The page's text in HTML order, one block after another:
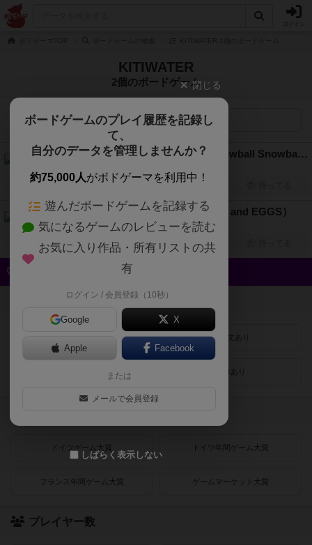
KITIWATER
2個のボードゲーム
検索メニュー
スノーボール・スノーボール（Snowball Snowball）
ベーコンアンドエッグス（BACON and EGGS）
2人～4人 45分～60分 10歳～ 2025年～
興味あり 経験あり お気に入り
登録状況
紹介文あり
画像あり
ドイツゲーム大賞 ドイツ年間ゲーム大賞
フランス年間ゲーム大賞 ゲームマーケット大賞
プレイヤー数
閉じる
ボードゲームのプレイ履歴を記録し
て、
自分のデータを管理しませんか？
約75,000人がボドゲーマを利用中！
遊んだボードゲームを記録する
気になるゲームのレビューを読む
お気に入り作品・所有リストの共
有
ログイン / 会員登録（10秒）
Google X
Apple Facebook
または
メールで会員登録
しばらく表示しない